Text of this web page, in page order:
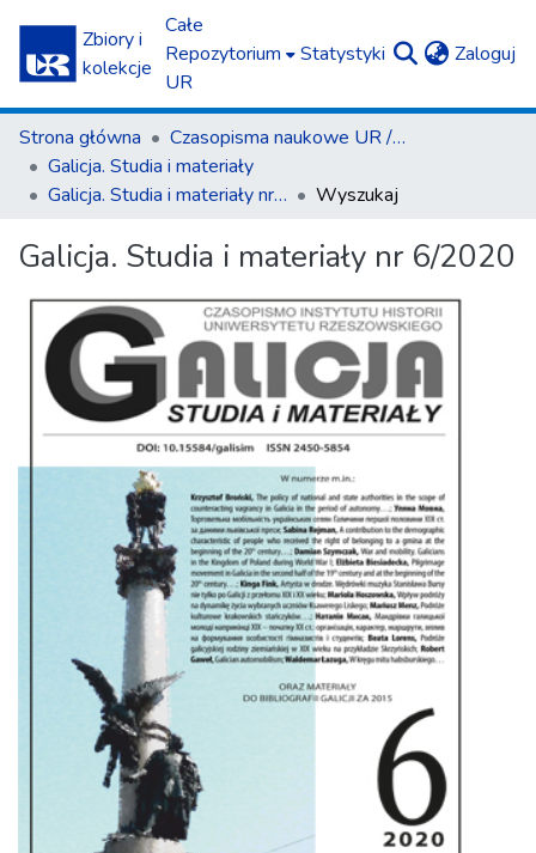
Zbiory i
kolekcje
Całe
Repozytorium
UR
Statystyki Zaloguj
Strona główna
Czasopisma naukowe UR / Scientific Journals
Galicja. Studia i materiały
Galicja. Studia i materiały nr 6/2020
Wyszukaj
Galicja. Studia i materiały nr 6/2020